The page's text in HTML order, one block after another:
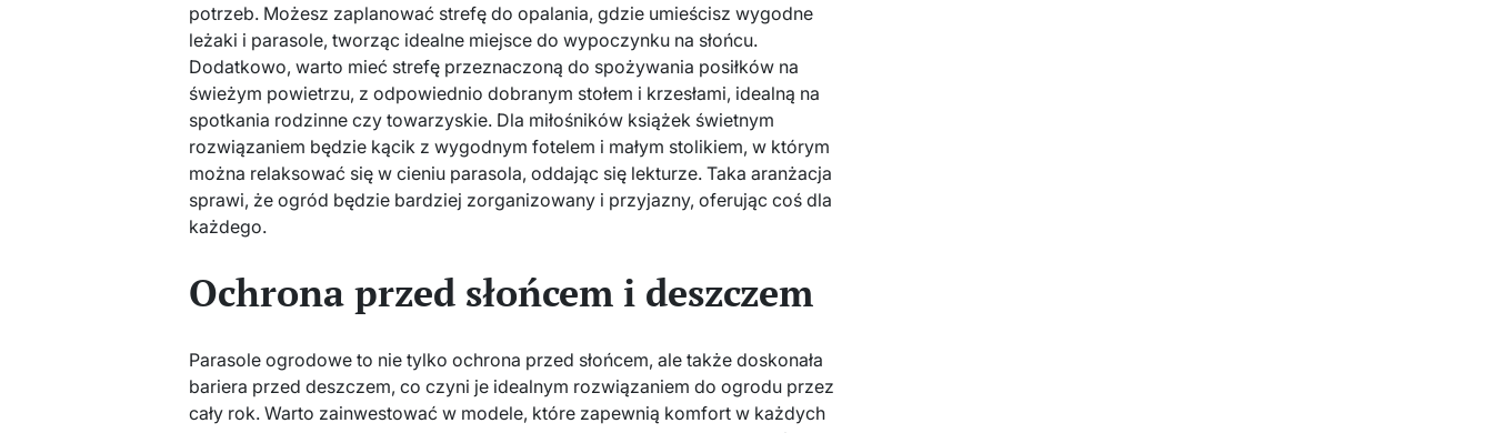
potrzeb. Możesz zaplanować strefę do opalania, gdzie umieścisz wygodne
leżaki i parasole, tworząc idealne miejsce do wypoczynku na słońcu.
Dodatkowo, warto mieć strefę przeznaczoną do spożywania posiłków na
świeżym powietrzu, z odpowiednio dobranym stołem i krzesłami, idealną na
spotkania rodzinne czy towarzyskie. Dla miłośników książek świetnym
rozwiązaniem będzie kącik z wygodnym fotelem i małym stolikiem, w którym
można relaksować się w cieniu parasola, oddając się lekturze. Taka aranżacja
sprawi, że ogród będzie bardziej zorganizowany i przyjazny, oferując coś dla
każdego.
Ochrona przed słońcem i deszczem
Parasole ogrodowe to nie tylko ochrona przed słońcem, ale także doskonała
bariera przed deszczem, co czyni je idealnym rozwiązaniem do ogrodu przez
cały rok. Warto zainwestować w modele, które zapewnią komfort w każdych